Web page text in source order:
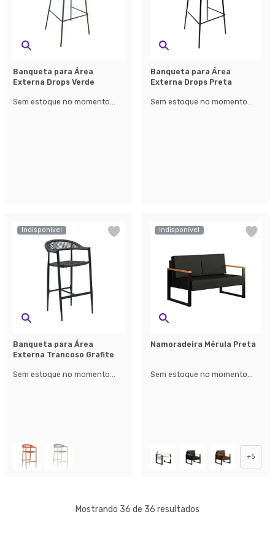
Banqueta para Área
Externa Drops Verde
Sem estoque no momento...
Banqueta para Área
Externa Drops Preta
Sem estoque no momento...
Indisponível
Banqueta para Área
Externa Trancoso Grafite
Sem estoque no momento...
Indisponível
Namoradeira Mérula Preta
Sem estoque no momento...
+5
Mostrando 36 de 36 resultados